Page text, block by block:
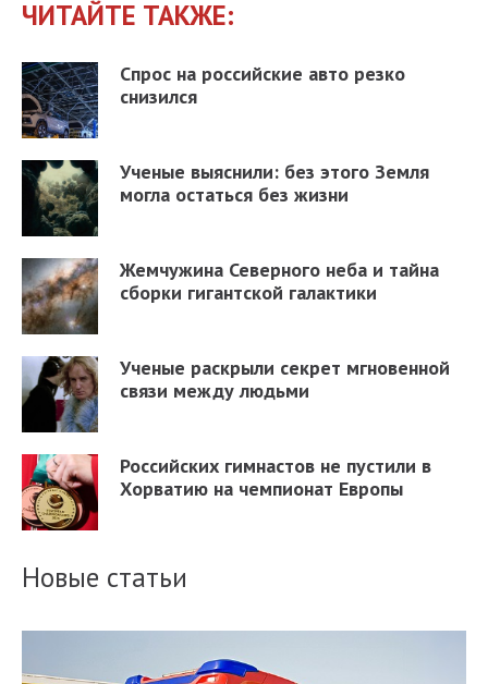
ЧИТАЙТЕ ТАКЖЕ:
Спрос на российские авто резко
снизился
Ученые выяснили: без этого Земля
могла остаться без жизни
Жемчужина Северного неба и тайна
сборки гигантской галактики
Ученые раскрыли секрет мгновенной
связи между людьми
Российских гимнастов не пустили в
Хорватию на чемпионат Европы
Новые статьи